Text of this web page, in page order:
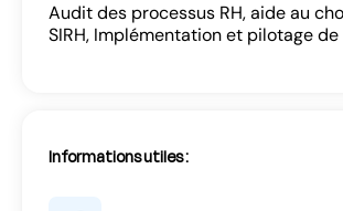
Audit des processus RH, aide au
SIRH, Implémentation et pilotage de
Informations utiles :
Se connecter